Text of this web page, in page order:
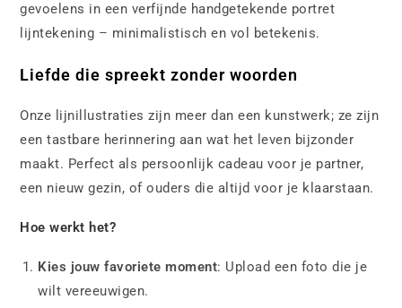
gevoelens in een verfijnde handgetekende portret
lijntekening – minimalistisch en vol betekenis.
Liefde die spreekt zonder woorden
Onze lijnillustraties zijn meer dan een kunstwerk; ze zijn
een tastbare herinnering aan wat het leven bijzonder
maakt. Perfect als persoonlijk cadeau voor je partner,
een nieuw gezin, of ouders die altijd voor je klaarstaan.
Hoe werkt het?
Kies jouw favoriete moment: Upload een foto die je
wilt vereeuwigen.